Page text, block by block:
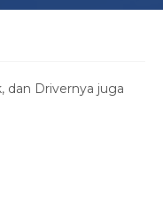
dan Drivernya juga